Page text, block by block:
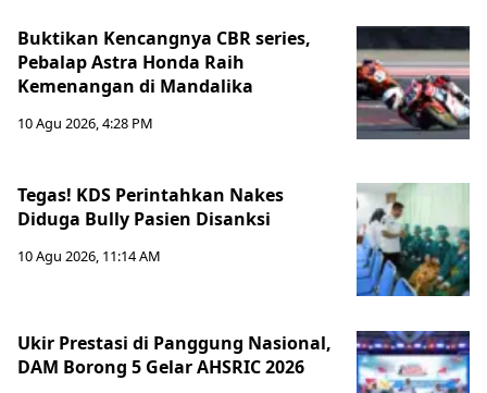
Buktikan Kencangnya CBR series,
Pebalap Astra Honda Raih
Kemenangan di Mandalika
10 Agu 2026, 4:28 PM
Tegas! KDS Perintahkan Nakes
Diduga Bully Pasien Disanksi
10 Agu 2026, 11:14 AM
Ukir Prestasi di Panggung Nasional,
DAM Borong 5 Gelar AHSRIC 2026